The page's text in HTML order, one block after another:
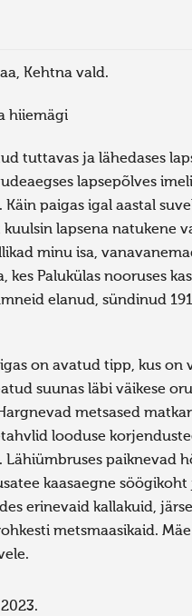
Kehtna vald.
hiiemägi
tuttavas ja lähedases
lapsepõlves
Käin paigas igal aastal
kuulsin lapsena natukene
minu isa,
kes Palukülas nooruses
elanud, sündinud
on avatud tipp, kus on
suunas läbi väikese
metsased
looduse
Lähiümbruses paiknevad
kaasaegne
erinevaid kallakuid,
metsmaasikaid.